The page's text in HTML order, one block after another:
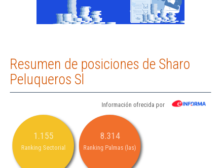
Resumen de posiciones de Sharo
Peluqueros Sl
Información ofrecida por
1.155
Ranking Sectorial
8.314
Ranking Palmas (las)